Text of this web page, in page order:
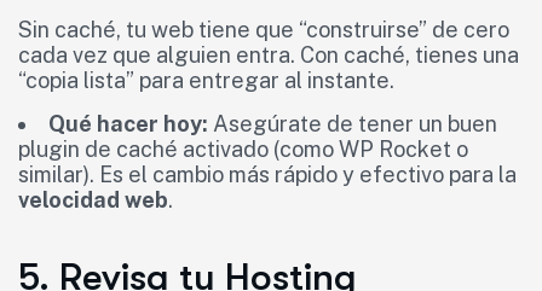
Sin caché, tu web tiene que “construirse” de cero
cada vez que alguien entra. Con caché, tienes una
“copia lista” para entregar al instante.
Qué hacer hoy: Asegúrate de tener un buen
plugin de caché activado (como WP Rocket o
similar). Es el cambio más rápido y efectivo para la
velocidad web.
5. Revisa tu Hosting